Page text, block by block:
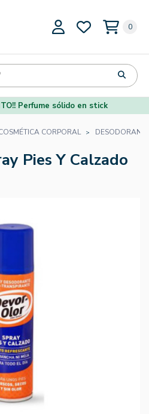
0
Perfume sólido en stick
CORPORAL
Pies Y Calzado